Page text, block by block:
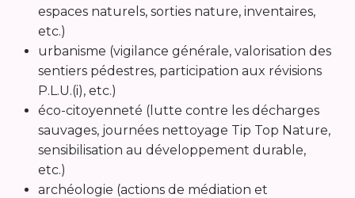
espaces naturels, sorties nature, inventaires,
etc.)
urbanisme (vigilance générale, valorisation des
sentiers pédestres, participation aux révisions
P.L.U.(i), etc.)
éco-citoyenneté (lutte contre les décharges
sauvages, journées nettoyage Tip Top Nature,
sensibilisation au développement durable,
etc.)
archéologie (actions de médiation et